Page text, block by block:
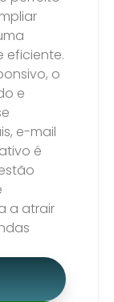
eficiente.
o
e
e-mail
é
a atrair